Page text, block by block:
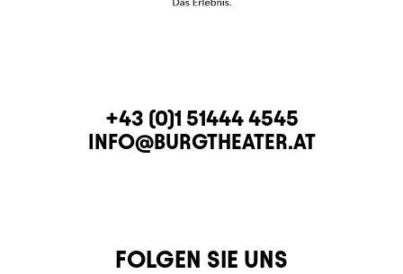
KONTAKTTELEFON
+43 (0)1 51444 4545
E-MAIL
INFO@BURGTHEATER.AT
FOLGEN SIE UNS